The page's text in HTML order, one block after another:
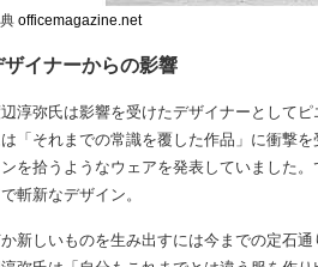
officemagazine.net
ザイナーからの影響
淳弥氏は影響を受けたデザイナーとして
「それまでの常識を覆した作品」に衝撃
を拾うようなウェアを発表していました
で斬新なデザイン。
新しいものを生み出すには今までの定石